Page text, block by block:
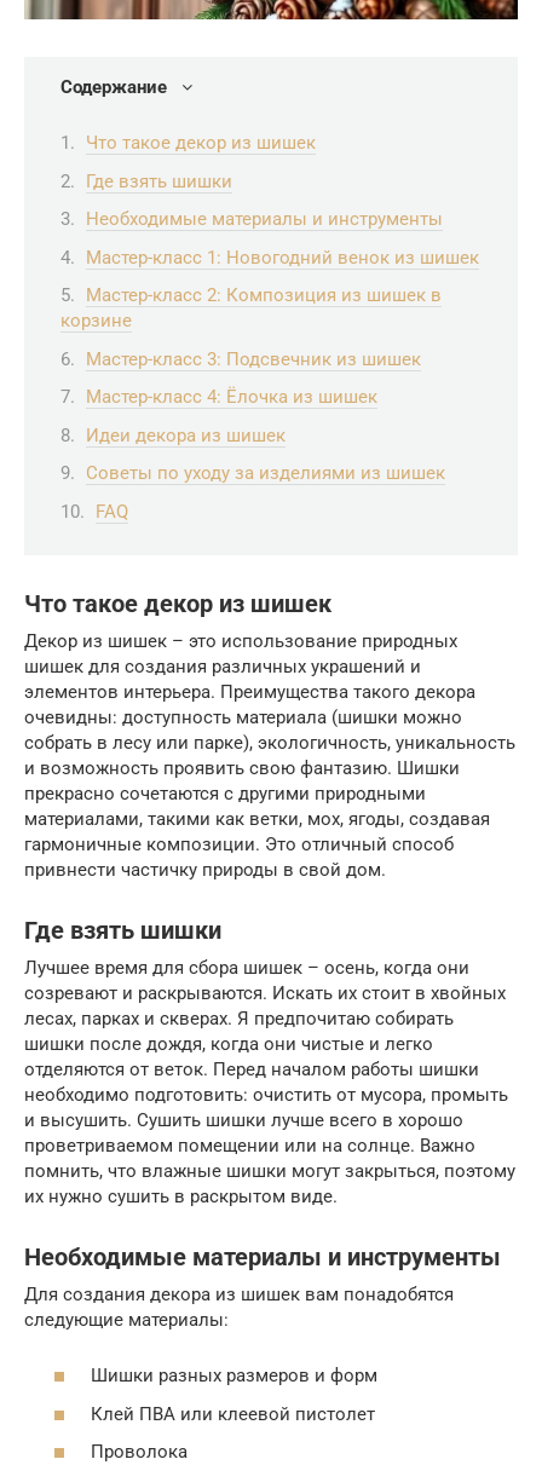
Содержание
Что такое декор из шишек
Где взять шишки
Необходимые материалы и инструменты
Мастер-класс 1: Новогодний венок из шишек
Мастер-класс 2: Композиция из шишек в
корзине
Мастер-класс 3: Подсвечник из шишек
Мастер-класс 4: Ёлочка из шишек
Идеи декора из шишек
Советы по уходу за изделиями из шишек
FAQ
Что такое декор из шишек
Декор из шишек – это использование природных
шишек для создания различных украшений и
элементов интерьера. Преимущества такого декора
очевидны: доступность материала (шишки можно
собрать в лесу или парке), экологичность, уникальность
и возможность проявить свою фантазию. Шишки
прекрасно сочетаются с другими природными
материалами, такими как ветки, мох, ягоды, создавая
гармоничные композиции. Это отличный способ
привнести частичку природы в свой дом.
Где взять шишки
Лучшее время для сбора шишек – осень, когда они
созревают и раскрываются. Искать их стоит в хвойных
лесах, парках и скверах. Я предпочитаю собирать
шишки после дождя, когда они чистые и легко
отделяются от веток. Перед началом работы шишки
необходимо подготовить: очистить от мусора, промыть
и высушить. Сушить шишки лучше всего в хорошо
проветриваемом помещении или на солнце. Важно
помнить, что влажные шишки могут закрыться, поэтому
их нужно сушить в раскрытом виде.
Необходимые материалы и инструменты
Для создания декора из шишек вам понадобятся
следующие материалы:
Шишки разных размеров и форм
Клей ПВА или клеевой пистолет
Проволока